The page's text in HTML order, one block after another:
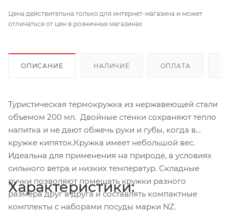
Цена действительна только для интернет-магазина и может
отличаться от цен в розничных магазинах
ОПИСАНИЕ НАЛИЧИЕ ОПЛАТА
Туристическая термокружка из нержавеющей стали
объемом 200 мл. Двойные стенки сохраняют тепло
напитка и не дают обжечь руки и губы, когда в
кружке кипяток.Кружка имеет небольшой вес.
Идеальна для применения на природе, в условиях
сильного ветра и низких температур. Складные
ручки позволяют помещать кружки разного
размера друг в друга и составлять компактные
комплекты с наборами посуды марки NZ.
Характеристики: